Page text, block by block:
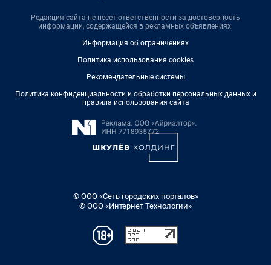
Редакция сайта не несет ответственности за достоверность
информации, содержащейся в рекламных объявлениях.
Информация об ограничениях
Политика использования cookies
Рекомендательные системы
Политика конфиденциальности и обработки персональных данных и
правила использования сайта
© ООО «Сеть городских порталов»
© ООО «Интернет Технологии»